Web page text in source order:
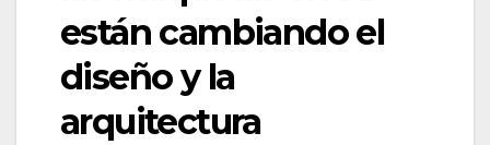
están cambiando el
diseño y la
arquitectura